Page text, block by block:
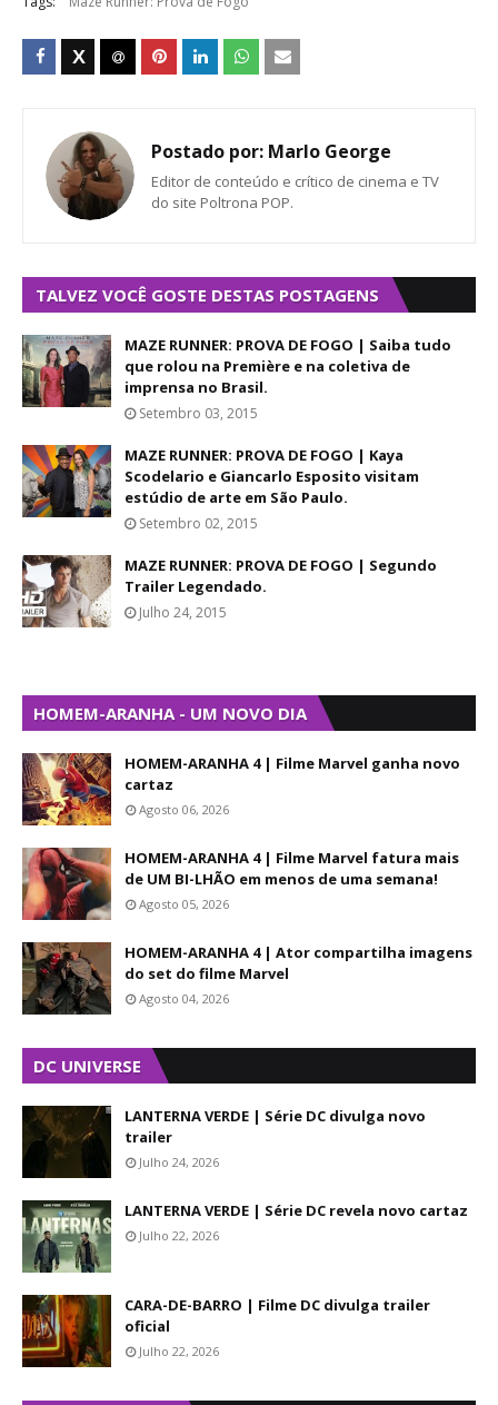
Postado por: Marlo George
Editor de conteúdo e crítico de cinema e TV
do site Poltrona POP.
TALVEZ VOCÊ GOSTE DESTAS POSTAGENS
MAZE RUNNER: PROVA DE FOGO | Saiba tudo
que rolou na Première e na coletiva de
imprensa no Brasil.
Setembro 03, 2015
MAZE RUNNER: PROVA DE FOGO | Kaya
Scodelario e Giancarlo Esposito visitam
estúdio de arte em São Paulo.
Setembro 02, 2015
MAZE RUNNER: PROVA DE FOGO | Segundo
Trailer Legendado.
Julho 24, 2015
HOMEM-ARANHA - UM NOVO DIA
HOMEM-ARANHA 4 | Filme Marvel ganha novo
cartaz
Agosto 06, 2026
HOMEM-ARANHA 4 | Filme Marvel fatura mais
de UM BI-LHÃO em menos de uma semana!
Agosto 05, 2026
HOMEM-ARANHA 4 | Ator compartilha imagens
do set do filme Marvel
Agosto 04, 2026
DC UNIVERSE
LANTERNA VERDE | Série DC divulga novo
trailer
Julho 24, 2026
LANTERNA VERDE | Série DC revela novo cartaz
Julho 22, 2026
CARA-DE-BARRO | Filme DC divulga trailer
oficial
Julho 22, 2026